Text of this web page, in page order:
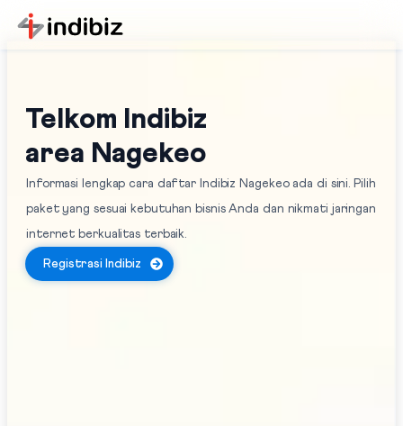
Telkom Indibiz
area Nagekeo
Informasi lengkap cara daftar Indibiz Nagekeo ada di sini. Pilih
paket yang sesuai kebutuhan bisnis Anda dan nikmati jaringan
internet berkualitas terbaik.
Registrasi Indibiz